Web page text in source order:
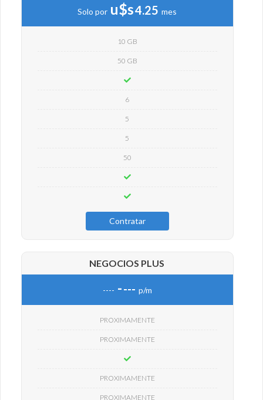
Solo por u$s4.25 mes
10 GB
50 GB
6
5
5
50
Contratar
NEGOCIOS PLUS
---- ---- p/m
PROXIMAMENTE
PROXIMAMENTE
PROXIMAMENTE
PROXIMAMENTE